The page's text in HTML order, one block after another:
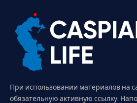
При использовании материалов на
обязательную активную ссылку.